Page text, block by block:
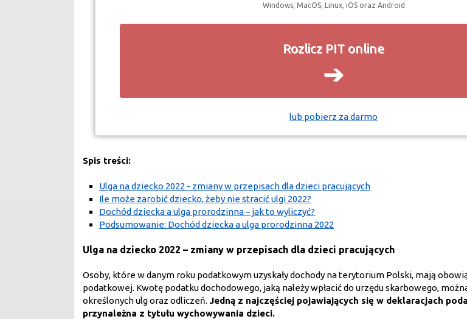
Windows, MacOS, Linux, iOS oraz Android
Rozlicz PIT online
➔
lub pobierz za darmo
Spis treści:
Ulga na dziecko 2022 - zmiany w przepisach dla dzieci pracujących
Ile może zarobić dziecko, żeby nie stracić ulgi 2022?
Dochód dziecka a ulga prorodzinna – jak to wyliczyć?
Podsumowanie: Dochód dziecka a ulga prorodzinna 2022
Ulga na dziecko 2022 – zmiany w przepisach dla dzieci pracujących
Osoby, które w danym roku podatkowym uzyskały dochody na terytorium Polski, mają
podatkowej. Kwotę podatku dochodowego, jaką należy wpłacić do urzędu skarbowego,
określonych ulg oraz odliczeń. Jedną z najczęściej pojawiających się w deklaracjach
przynależna z tytułu wychowywania dzieci.